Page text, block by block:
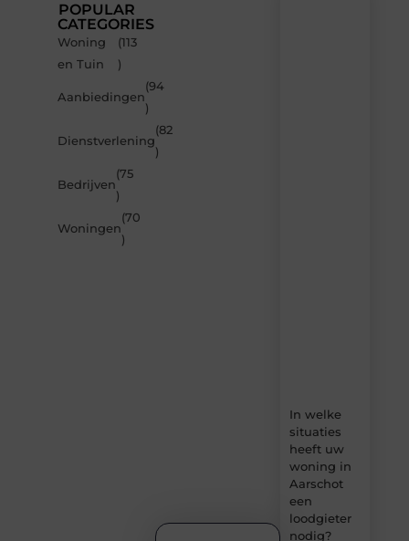
POPULAR
CATEGORIES
Woning
en Tuin
(113
)
Aanbiedingen
(94
)
Dienstverlening
(82
)
Bedrijven
(75
)
Woningen
(70
)
In welke
situaties
heeft uw
woning in
Aarschot
een
loodgieter
nodig?